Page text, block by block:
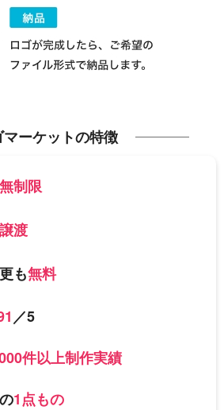
マーケットの特徴
無制限
渡
も無料
／5
件以上制作実績
1点もの